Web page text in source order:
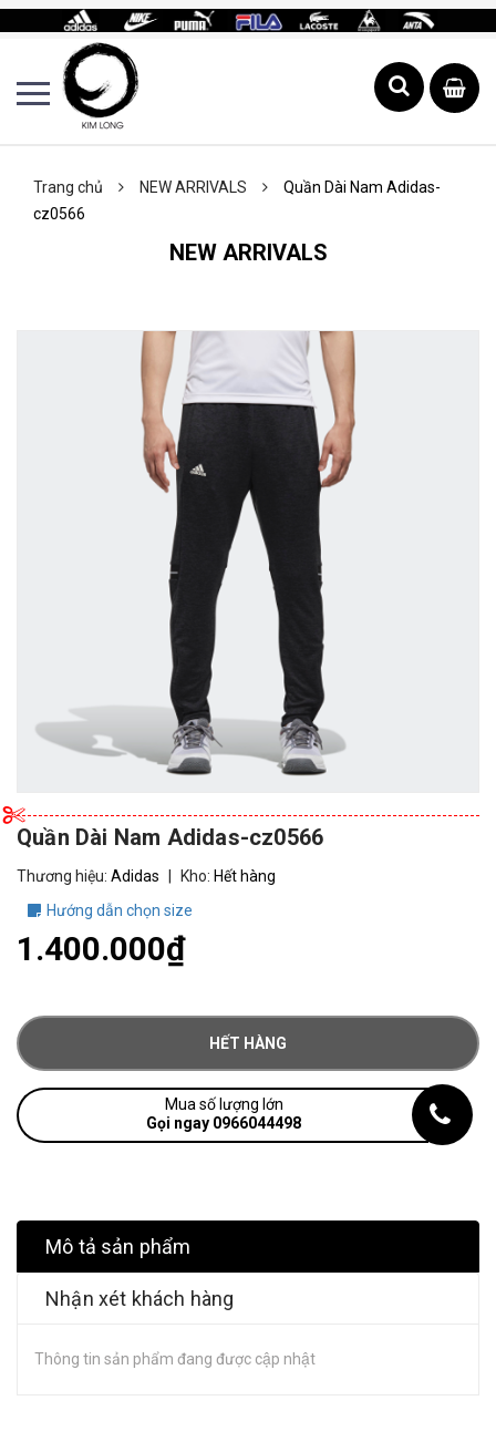
Trang chủ NEW ARRIVALS
Quần Dài Nam Adidas-
cz0566
NEW ARRIVALS
Quần Dài Nam Adidas-cz0566
Thương hiệu: Adidas Kho: Hết hàng
Hướng dẫn chọn size
1.400.000₫
HẾT HÀNG
Mua số lượng lớn
Gọi ngay 0966044498
Mô tả sản phẩm
Nhận xét khách hàng
Thông tin sản phẩm đang được cập nhật